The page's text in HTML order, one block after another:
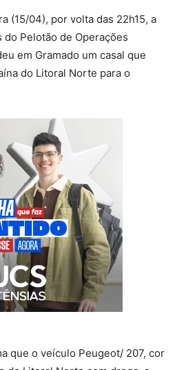
(15/04), por volta das 22h15, a
do Pelotão de Operações
em Gramado um casal que
do Litoral Norte para o
que o veículo Peugeot/ 207, cor